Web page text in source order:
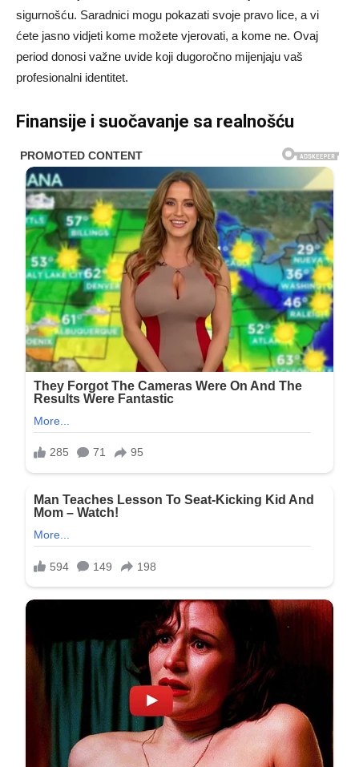
sigurnošću. Saradnici mogu pokazati svoje pravo lice, a vi
ćete jasno vidjeti kome možete vjerovati, a kome ne. Ovaj
period donosi važne uvide koji dugoročno mijenjaju vaš
profesionalni identitet.
Finansije i suočavanje sa realnošću